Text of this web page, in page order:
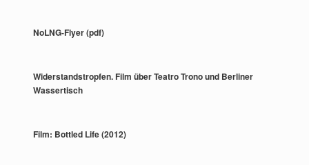
NoLNG-Flyer (pdf)
Widerstandstropfen. Film über Teatro Trono und Berliner
Wassertisch
Film: Bottled Life (2012)